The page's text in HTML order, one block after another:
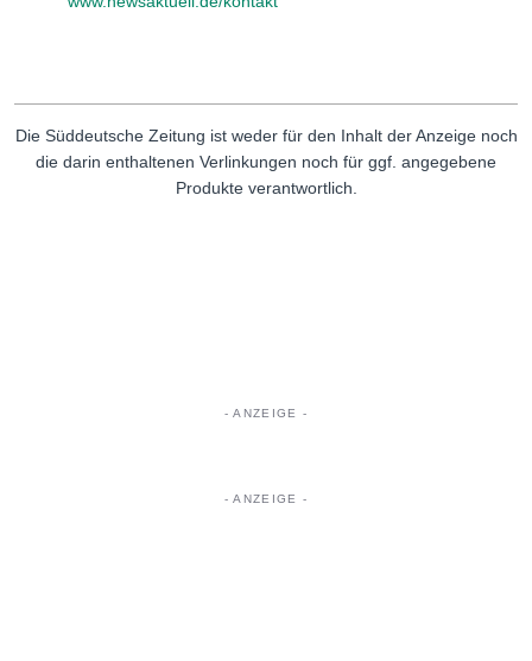
Die Süddeutsche Zeitung ist weder für den Inhalt der Anzeige noch
die darin enthaltenen Verlinkungen noch für ggf. angegebene
Produkte verantwortlich.